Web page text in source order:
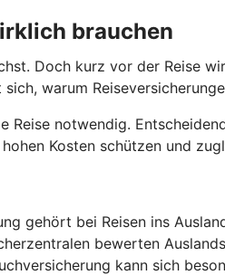
brauchen
Doch kurz vor der Reise
warum
notwendig.
Kosten schützen und
gehört bei Reisen ins
bewerten
kann sich